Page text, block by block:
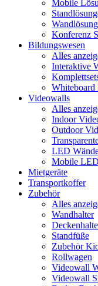
Mobile
Konferenz
Bildungswesen
Alles
Interaktive
Whiteboard
Videowalls
Alles
Indoor
Outdoor
LED
Mobile
Mietgeräte
Transportkoffer
Zubehör
Alles
Wandhalter
Standfüße
Zubehör
Rollwagen
Videowall
Videowall